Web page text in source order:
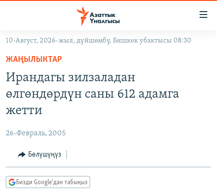
Навигацияга
өтүңүз
Издөөгө
салыңызКЫРГЫЗСТАН
МАДАНИЯТ
ДҮЙНӨ
ТВ ПРОГРАММАЛАР
БҮГҮН АЗАТТЫКТА
ПОДКАСТ
10-Август, 2026-жыл, дүйшөмбү, Бишкек убактысы 08:30
ЖАҢЫЛЫКТАР
Ирандагы зилзаладан
өлгөндөрдүн саны 612 адамга
жетти
26-Февраль, 2005
Бөлүшүңүз
Бизди Google'дан табыңыз